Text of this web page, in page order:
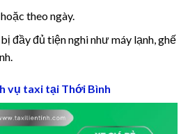
theo ngày.
đầy đủ tiện nghi như máy lạnh, ghế
vụ taxi tại Thới Bình